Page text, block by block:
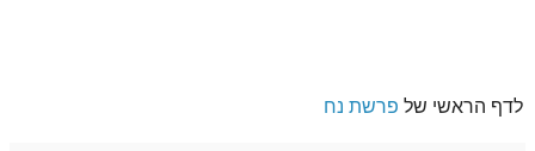
לדף הראשי של פרשת נח